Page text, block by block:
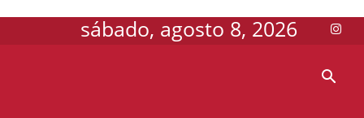
sábado, agosto 8, 2026